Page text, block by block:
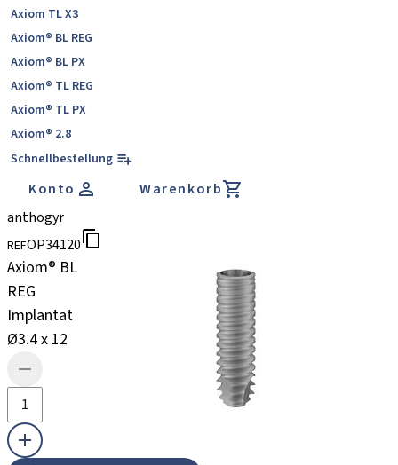
Axiom TL X3
Axiom® BL REG
Axiom® BL PX
Axiom® TL REG
Axiom® TL PX
Axiom® 2.8
Schnellbestellung
Konto
Warenkorb
anthogyr
REFOP34120
Axiom® BL
REG
Implantat
Ø3.4 x 12